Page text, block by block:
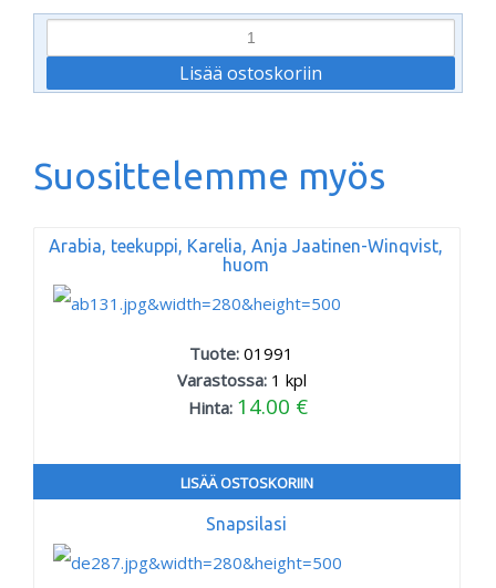
Suosittelemme myös
Arabia, teekuppi, Karelia, Anja Jaatinen-Winqvist,
huom
Tuote:01991
Varastossa: 1 kpl
Hinta: 14.00 €
LISÄÄ OSTOSKORIIN
Snapsilasi